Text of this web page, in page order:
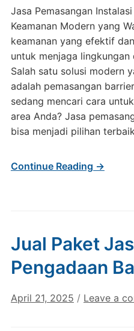
Jasa Pemasangan
Keamanan Modern yang
keamanan yang efektif
untuk menjaga
Salah satu solusi modern
adalah pemasangan
sedang mencari cara
area Anda? Jasa
bisa menjadi pilihan
Continue Reading →
Jual Paket
Pengadaan
April 21, 2025 / Leave a